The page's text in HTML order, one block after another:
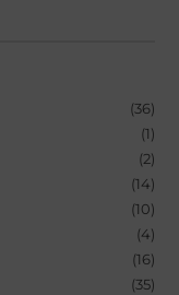
(36)
(1)
(2)
(14)
(10)
(4)
(16)
(35)